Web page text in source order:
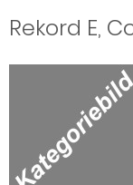
Rekord E,